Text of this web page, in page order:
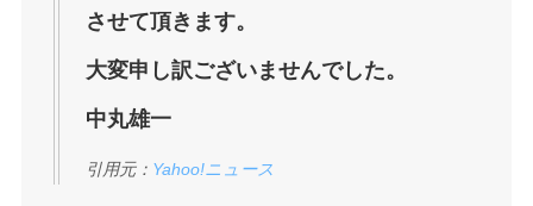
させて頂きます。
⼤変申し訳ございませんでした。
中丸雄⼀
引用元： Yahoo!ニュース